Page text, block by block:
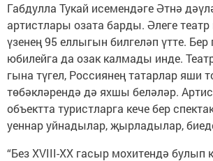
Габдулла Тукай исемендәге Әтнә
артистлары озата барды. Әлеге театр
үзенең 95 еллыгын билгеләп үтте.
юбилейга да озак калмады инде.
гына түгел, Россиянең татарлар яши
төбәкләрендә дә яхшы беләләр.
объектта туристларга кече бер
уеннар уйнадылар, җырладылар,
“Без XVIII-XX гасыр мохитендә булып